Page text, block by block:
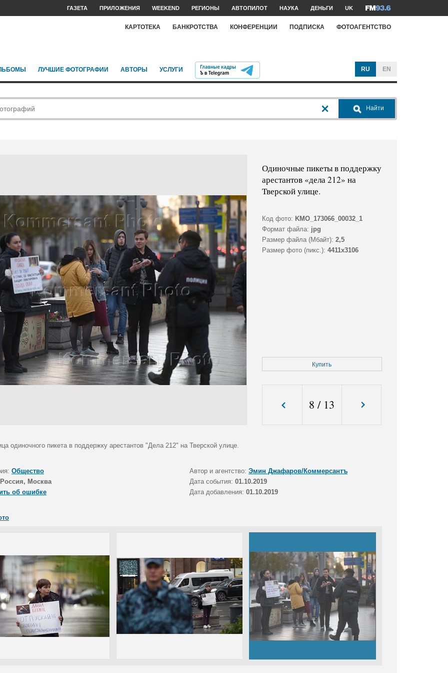
ГАЗЕТА ПРИЛОЖЕНИЯ WEEKEND РЕГИОНЫ АВТОПИЛОТ НАУКА ДЕНЬГИ UK
КАРТОТЕКА БАНКРОТСТВА КОНФЕРЕНЦИИ ПОДПИСКА ФОТОАГЕНТСТВО
ЛУЧШИЕ ФОТОГРАФИИ АВТОРЫ УСЛУГИ RU EN
Найти
Одиночные пикеты в поддержку
арестантов «дела 212» на
Тверской улице.
Код фото: KMO_173066_00032_1
Формат файла: jpg
Размер файла (Мбайт): 2,5
Размер фото (пикс.): 4411x3106
Купить
8 / 13
одиночного пикета в поддержку арестантов "Дела 212" на Тверской улице.
Общество Автор и агентство: Эмин Джафаров/Коммерсантъ
Россия, Москва Дата события: 01.10.2019
об ошибке
Дата добавления: 01.10.2019